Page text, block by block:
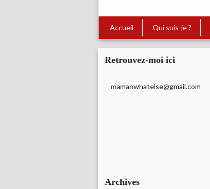
Accueil Qui suis-je ?
Retrouvez-moi ici
mamanwhatelse@gmail.com
Archives